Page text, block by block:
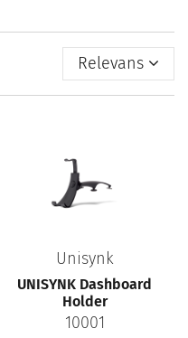
Relevans
Unisynk
UNISYNK Dashboard
Holder
10001